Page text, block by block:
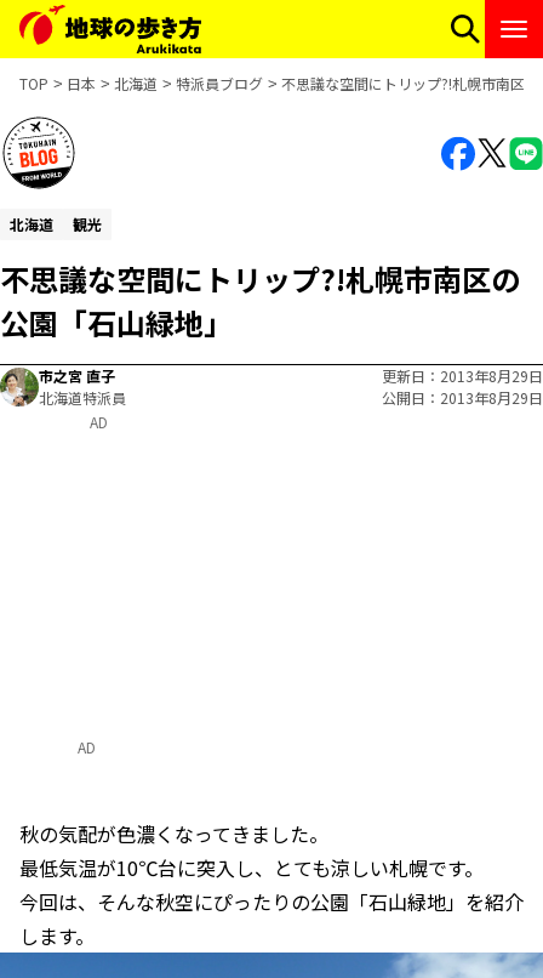
TOP 日本 北海道 特派員ブログ 不思議な空間にトリップ?!札幌市南区
北海道 観光
不思議な空間にトリップ?!札幌市南区の
公園「石山緑地」
市之宮 直子
北海道特派員
更新日
2013年8月29日
公開日
2013年8月29日
AD
秋の気配が色濃くなってきました。
最低気温が10℃台に突入し、とても涼しい札幌です。
今回は、そんな秋空にぴったりの公園「石山緑地」を紹介
します。
AD